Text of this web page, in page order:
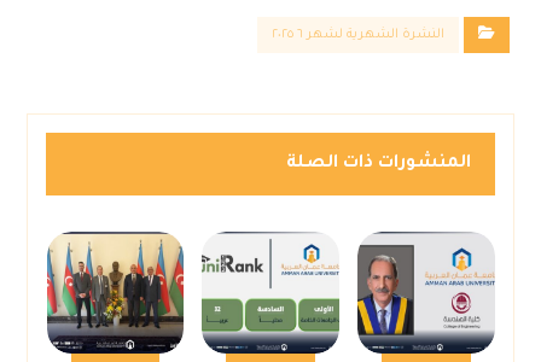
النشرة الشهرية لشهر ٦ ٢٠٢٥
المنشورات ذات الصلة